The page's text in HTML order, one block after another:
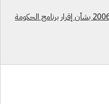
القرار رقم 16/2006 المؤرخ 22 مايو 2006 بشأن إقرار برنامج الحكومة